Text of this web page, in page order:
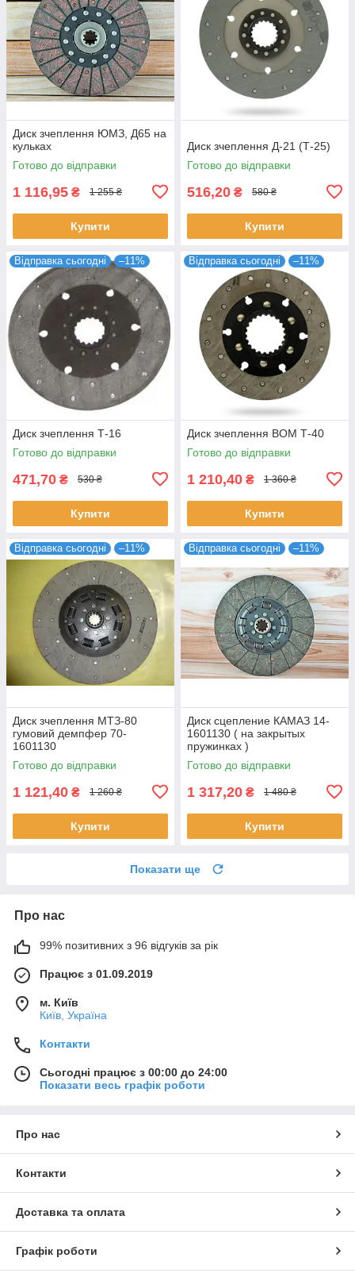
Диск зчеплення ЮМЗ, Д65 на
кульках
Готово до відправки
1 116,95 ₴ 1 255 ₴
Купити
Диск зчеплення Д-21 (Т-25)
Готово до відправки
516,20 ₴ 580 ₴
Купити
Відправка сьогодні –11%
Диск зчеплення Т-16
Готово до відправки
471,70 ₴ 530 ₴
Купити
Відправка сьогодні –11%
Диск зчеплення ВОМ Т-40
Готово до відправки
1 210,40 ₴ 1 360 ₴
Купити
Відправка сьогодні –11%
Диск зчеплення МТЗ-80
гумовий демпфер 70-
1601130
Готово до відправки
1 121,40 ₴ 1 260 ₴
Купити
Відправка сьогодні –11%
Диск сцепление КАМАЗ 14-
1601130 ( на закрытых
пружинках )
Готово до відправки
1 317,20 ₴ 1 480 ₴
Купити
Показати ще
Про нас
99% позитивних з 96 відгуків за рік
Працює з 01.09.2019
м. Київ
Київ, Україна
Контакти
Сьогодні працює з 00:00 до 24:00
Показати весь графік роботи
Про нас
Контакти
Доставка та оплата
Графік роботи